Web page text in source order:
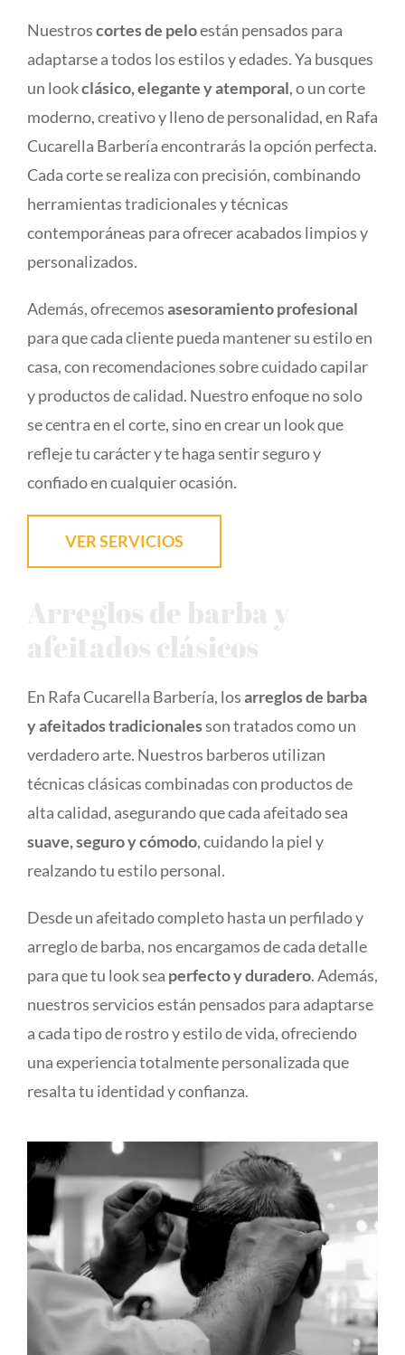
Nuestroscortes de peloestán pensados para
adaptarse a todos los estilos y edades. Ya busques
un lookclásico, elegante y atemporal, o un corte
moderno, creativo y lleno de personalidad, en Rafa
Cucarella Barbería encontrarás la opción perfecta.
Cada corte se realiza con precisión, combinando
herramientas tradicionales y técnicas
contemporáneas para ofrecer acabados limpios y
personalizados.
Además, ofrecemosasesoramiento profesional
para que cada cliente pueda mantener su estilo en
casa, con recomendaciones sobre cuidado capilar
y productos de calidad. Nuestro enfoque no solo
se centra en el corte, sino en crear un look que
refleje tu carácter y te haga sentir seguro y
confiado en cualquier ocasión.
VER SERVICIOS
En Rafa Cucarella Barbería, losarreglos de barba
y afeitados tradicionalesson tratados como un
verdadero arte. Nuestros barberos utilizan
técnicas clásicas combinadas con productos de
alta calidad, asegurando que cada afeitado sea
suave, seguro y cómodo, cuidando la piel y
realzando tu estilo personal.
Desde un afeitado completo hasta un perfilado y
arreglo de barba, nos encargamos de cada detalle
para que tu look sea perfecto y duradero. Además,
nuestros servicios están pensados para adaptarse
a cada tipo de rostro y estilo de vida, ofreciendo
una experiencia totalmente personalizada que
resalta tu identidad y confianza.